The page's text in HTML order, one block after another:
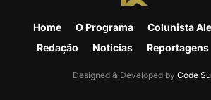
Home O Programa
Colunista
Redação
Notícias Reportagens
Designed & Developed by Code